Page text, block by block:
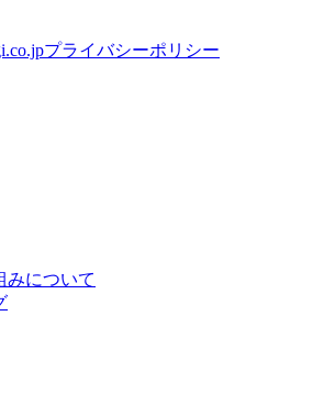
プライバシーポリシー
みについて